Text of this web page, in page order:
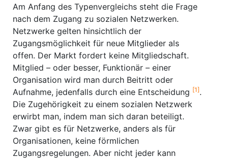
Am Anfang des Typenvergleichs steht die Frage
nach dem Zugang zu sozialen Netzwerken.
Netzwerke gelten hinsichtlich der
Zugangsmöglichkeit für neue Mitglieder als
offen. Der Markt fordert keine Mitgliedschaft.
Mitglied – oder besser, Funktionär – einer
Organisation wird man durch Beitritt oder
Aufnahme, jedenfalls durch eine Entscheidung [1].
Die Zugehörigkeit zu einem sozialen Netzwerk
erwirbt man, indem man sich daran beteiligt.
Zwar gibt es für Netzwerke, anders als für
Organisationen, keine förmlichen
Zugangsregelungen. Aber nicht jeder kann